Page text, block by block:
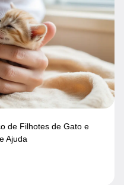
de Filhotes de Gato e
Ajuda